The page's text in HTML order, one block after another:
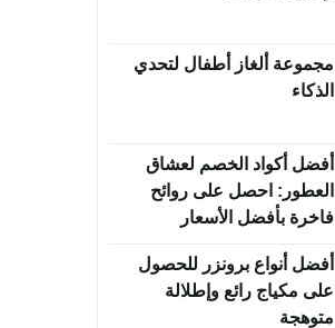
مجموعة ألغاز أطفال لتحدي
الذكاء
أفضل أكواد الخصم لعشاق
العطور: احصل على روائح
فاخرة بأفضل الأسعار
أفضل أنواع برونزر للحصول
على مكياج رائع وإطلالة
متوهجة